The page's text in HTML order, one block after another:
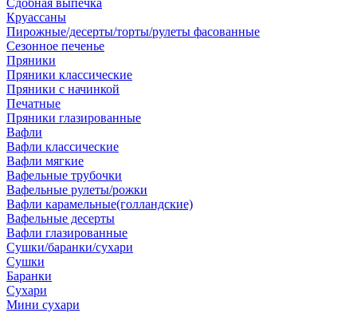
Сдобная выпечка
Круассаны
Пирожные/десерты/торты/рулеты фасованные
Сезонное печенье
Пряники
Пряники классические
Пряники с начинкой
Печатные
Пряники глазированные
Вафли
Вафли классические
Вафли мягкие
Вафельные трубочки
Вафельные рулеты/рожки
Вафли карамельные(голландские)
Вафельные десерты
Вафли глазированные
Сушки/баранки/сухари
Сушки
Баранки
Сухари
Мини сухари